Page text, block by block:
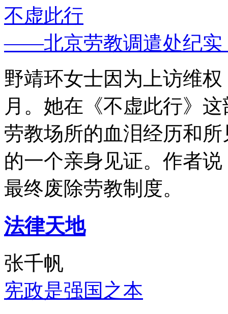
不虚此行
——北京劳教调遣处纪实
野靖环女士因为上访维
月。她在《不虚此行》
劳教场所的血泪经历和
的一个亲身见证。作者
最终废除劳教制度。
法律天地
张千帆
宪政是强国之本